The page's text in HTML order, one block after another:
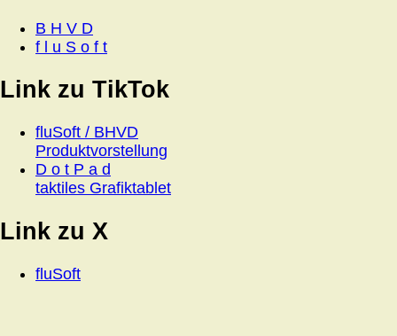
B H V D
f l u S o f t
Link zu TikTok
fluSoft / BHVD
Produktvorstellung
D o t P a d
taktiles Grafiktablet
Link zu X
fluSoft